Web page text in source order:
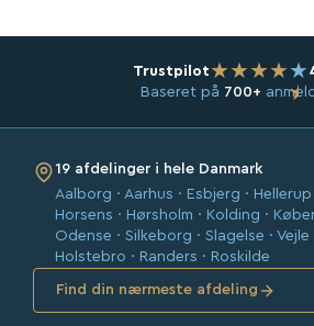
Trustpilot★★★★★
★
Baseret på 700+
19 afdelinger i hele Danmark
Aalborg · Aarhus · Esbjerg · Hellerup
Horsens · Hørsholm · Kolding ·
Odense · Silkeborg · Slagelse · Vejle
Holstebro · Randers · Roskilde
Find din nærmeste afdeling